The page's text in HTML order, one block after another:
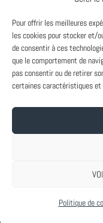
Pour offrir les meilleures
les cookies pour stocker et/
de consentir à ces
que le comportement de
pas consentir ou de retirer
certaines caractéristiques et
Politique de
suivre aussi
Et vous ? Vous
A PROPOS-